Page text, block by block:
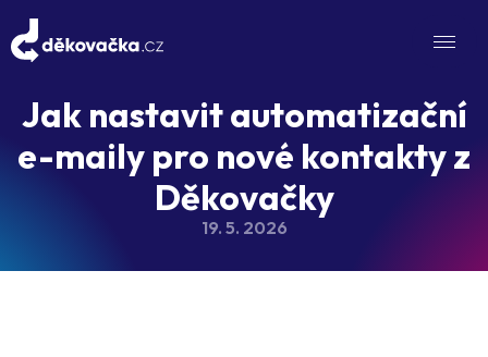
Jak nastavit automatizační
e-maily pro nové kontakty z
Děkovačky
19. 5. 2026